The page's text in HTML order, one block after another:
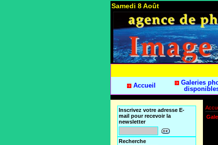
Samedi 8 Août
Accueil
Galeries
Inscrivez votre adresse E-
mail pour recevoir la
newsletter
Recherche